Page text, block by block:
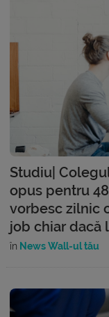
Studiu|
opus pentru
vorbesc zilnic
job chiar dacă
în News Wall-ul tău